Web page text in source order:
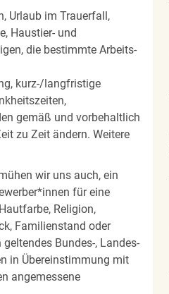
Urlaub im Trauerfall,
Haustier- und
die bestimmte Arbeits-
kurz-/langfristige
gemäß und vorbehaltlich
zu Zeit ändern. Weitere
wir uns auch, ein
für eine
Religion,
Familienstand oder
Bundes-, Landes-
in Übereinstimmung mit
angemessene